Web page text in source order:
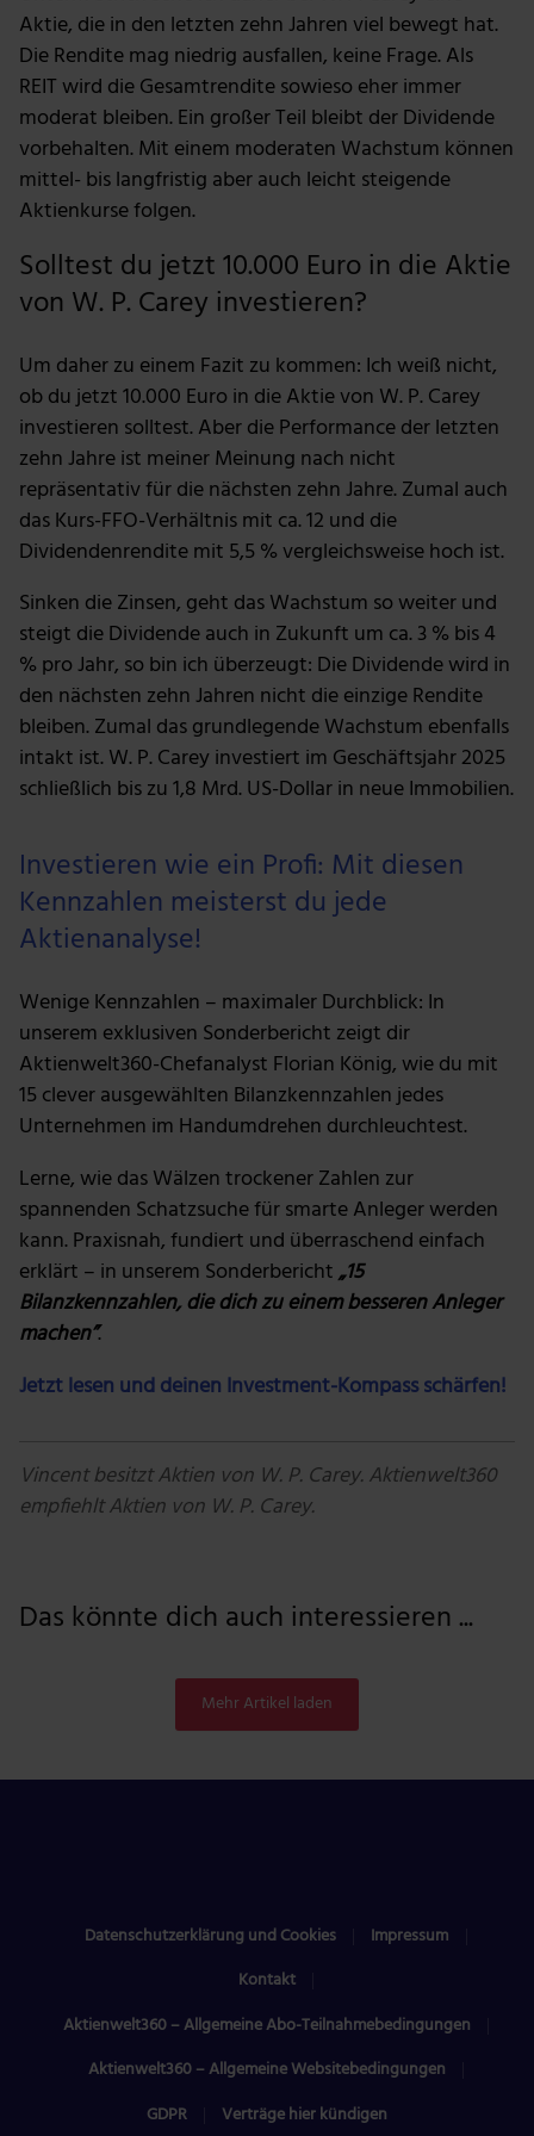
Nutzung der Dienste gesammelt haben.
Aktie, die in den letzten zehn Jahren viel bewegt hat.
Die Rendite mag niedrig ausfallen, keine Frage. Als
REIT wird die Gesamtrendite sowieso eher immer
moderat bleiben. Ein großer Teil bleibt der Dividende
vorbehalten. Mit einem moderaten Wachstum können
mittel- bis langfristig aber auch leicht steigende
Aktienkurse folgen.
Solltest du jetzt 10.000 Euro in die Aktie
von W. P. Carey investieren?
Um daher zu einem Fazit zu kommen: Ich weiß nicht,
ob du jetzt 10.000 Euro in die Aktie von W. P. Carey
investieren solltest. Aber die Performance der letzten
zehn Jahre ist meiner Meinung nach nicht
repräsentativ für die nächsten zehn Jahre. Zumal auch
das Kurs-FFO-Verhältnis mit ca. 12 und die
Dividendenrendite mit 5,5 % vergleichsweise hoch ist.
Sinken die Zinsen, geht das Wachstum so weiter und
steigt die Dividende auch in Zukunft um ca. 3 % bis 4
% pro Jahr, so bin ich überzeugt: Die Dividende wird in
den nächsten zehn Jahren nicht die einzige Rendite
bleiben. Zumal das grundlegende Wachstum ebenfalls
intakt ist. W. P. Carey investiert im Geschäftsjahr 2025
schließlich bis zu 1,8 Mrd. US-Dollar in neue Immobilien.
Investieren wie ein Profi: Mit diesen
Kennzahlen meisterst du jede
Aktienanalyse!
Wenige Kennzahlen – maximaler Durchblick: In
unserem exklusiven Sonderbericht zeigt dir
Aktienwelt360-Chefanalyst Florian König, wie du mit
15 clever ausgewählten Bilanzkennzahlen jedes
Unternehmen im Handumdrehen durchleuchtest.
Lerne, wie das Wälzen trockener Zahlen zur
spannenden Schatzsuche für smarte Anleger werden
kann. Praxisnah, fundiert und überraschend einfach
erklärt – in unserem Sonderbericht„15
Bilanzkennzahlen, die dich zu einem besseren Anleger
machen”.
Jetzt lesen und deinen Investment-Kompass schärfen!
Vincent besitzt Aktien von W. P. Carey. Aktienwelt360
empfiehlt Aktien von W. P. Carey.
Das könnte dich auch interessieren ...
Mehr Artikel laden
Datenschutzerklärung und Cookies
Impressum
Kontakt
Aktienwelt360 – Allgemeine Abo-Teilnahmebedingungen
Aktienwelt360 – Allgemeine Websitebedingungen
GDPR
Verträge hier kündigen